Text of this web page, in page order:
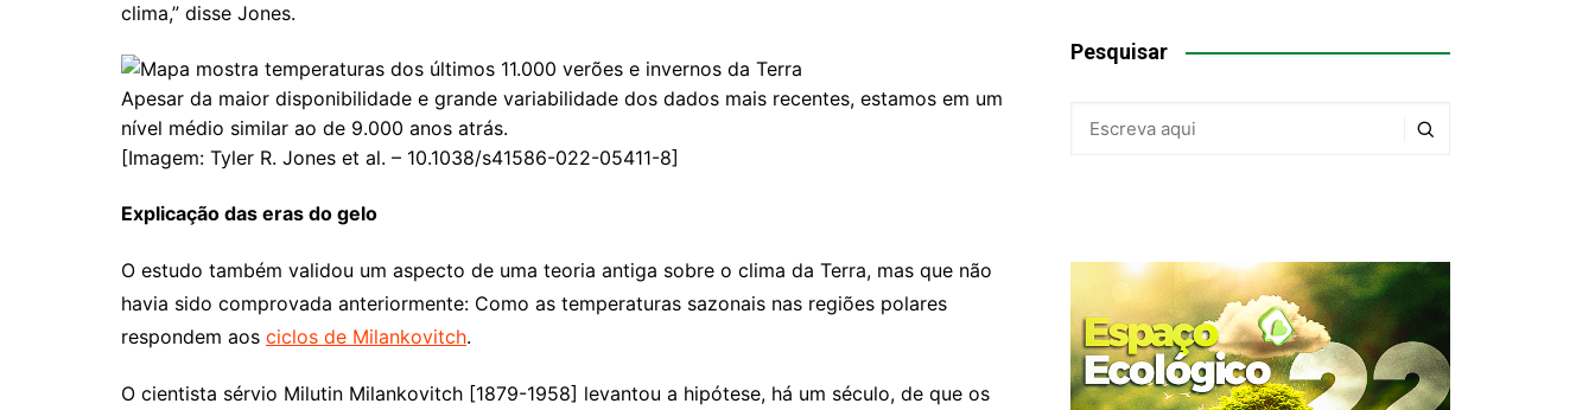
clima,” disse Jones.
Apesar da maior disponibilidade e grande variabilidade dos dados mais recentes, estamos em um
nível médio similar ao de 9.000 anos atrás.
[Imagem: Tyler R. Jones et al. – 10.1038/s41586-022-05411-8]
Explicação das eras do gelo
O estudo também validou um aspecto de uma teoria antiga sobre o clima da Terra, mas que não
havia sido comprovada anteriormente: Como as temperaturas sazonais nas regiões polares
respondem aos ciclos de Milankovitch.
O cientista sérvio Milutin Milankovitch [1879-1958] levantou a hipótese, há um século, de que os
Pesquisar